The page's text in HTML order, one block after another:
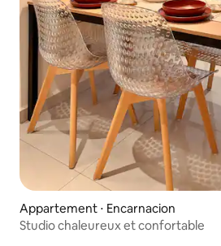
Appartement ⋅ Encarnacion
Studio chaleureux et confortable